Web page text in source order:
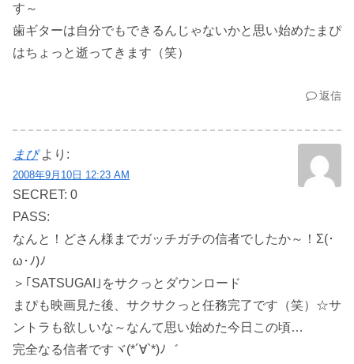
す～
歯ギターは自分でもできるんじゃないかと思い始めたまぴ
はちょっと逝ってきます（笑）
返信
まぴ より:
2008年9月10日 12:23 AM
SECRET: 0
PASS:
なんと！どさん様までガッチガチの信者でしたか～！Σ(･
ω･ﾉ)ﾉ
＞｢SATSUGAI｣をサクっとダウンロード
まぴも映画見た後、サクサクっと任務完了です（笑）☆サ
ントラも欲しいな～なんて思い始めた今日この頃…
完全なる信者ですヾ(*´∀`*)ﾉ゛